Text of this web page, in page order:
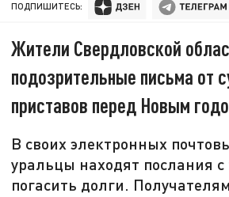
ПОДПИШИТЕСЬ:
Жители Свердловской
подозрительные письма от
приставов перед Новым
В своих электронных
уральцы находят послания с
погасить долги.